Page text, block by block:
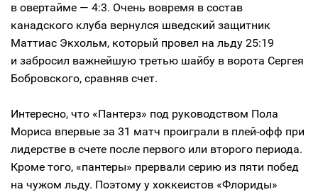
в овертайме — 4:3. Очень вовремя в состав
канадского клуба вернулся шведский защитник
Маттиас Экхольм, который провел на льду 25:19
и забросил важнейшую третью шайбу в ворота Сергея
Бобровского, сравняв счет.
Интересно, что «Пантерз» под руководством Пола
Мориса впервые за 31 матч проиграли в плей-офф при
лидерстве в счете после первого или второго периода.
Кроме того, «пантеры» прервали серию из пяти побед
на чужом льду. Поэтому у хоккеистов «Флориды»